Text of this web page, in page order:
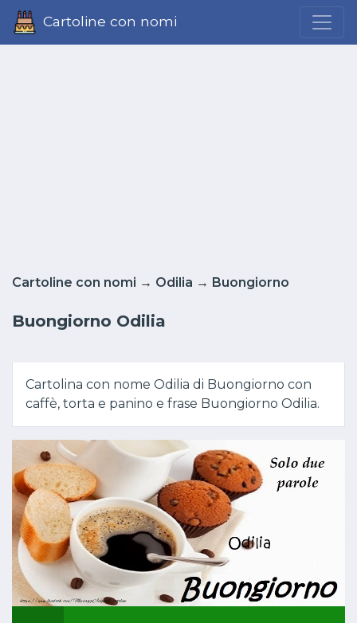
Cartoline con nomi
Cartoline con nomi → Odilia → Buongiorno
Buongiorno Odilia
Cartolina con nome Odilia di Buongiorno con
caffè, torta e panino e frase Buongiorno Odilia.